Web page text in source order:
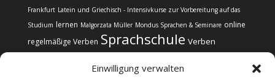
Einwilligung verwalten
Frankfurt Latein und Griechisch - Intensivkurse zur Vorbereitung auf das
Studium lernen Malgorzata Müller Mondus Sprachen & Seminare online
regelmäßige Verben Sprachschule Verben